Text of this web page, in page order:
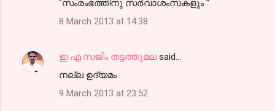
"സംരംഭത്തിനു സര്‍വാശംസകളും "
8 March 2013 at 14:38
ഇ.എ.സജിം തട്ടത്തുമല said…
നല്ല ഉദ്യമം
9 March 2013 at 23:52